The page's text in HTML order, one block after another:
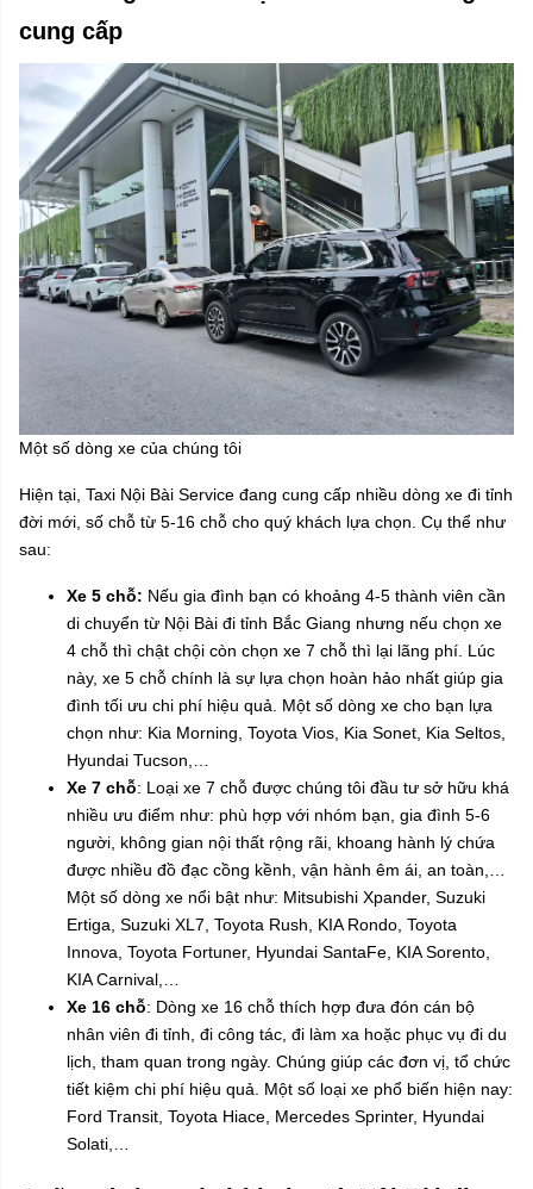
cung cấp
Một số dòng xe của chúng tôi
Hiện tại, Taxi Nội Bài Service đang cung cấp nhiều dòng xe đi tỉnh
đời mới, số chỗ từ 5-16 chỗ cho quý khách lựa chọn. Cụ thể như
sau:
Xe 5 chỗ: Nếu gia đình bạn có khoảng 4-5 thành viên cần
di chuyển từ Nội Bài đi tỉnh Bắc Giang nhưng nếu chọn xe
4 chỗ thì chật chội còn chọn xe 7 chỗ thì lại lãng phí. Lúc
này, xe 5 chỗ chính là sự lựa chọn hoàn hảo nhất giúp gia
đình tối ưu chi phí hiệu quả. Một số dòng xe cho bạn lựa
chọn như: Kia Morning, Toyota Vios, Kia Sonet, Kia Seltos,
Hyundai Tucson,…
Xe 7 chỗ: Loại xe 7 chỗ được chúng tôi đầu tư sở hữu khá
nhiều ưu điểm như: phù hợp với nhóm bạn, gia đình 5-6
người, không gian nội thất rộng rãi, khoang hành lý chứa
được nhiều đồ đạc cồng kềnh, vận hành êm ái, an toàn,…
Một số dòng xe nổi bật như: Mitsubishi Xpander, Suzuki
Ertiga, Suzuki XL7, Toyota Rush, KIA Rondo, Toyota
Innova, Toyota Fortuner, Hyundai SantaFe, KIA Sorento,
KIA Carnival,…
Xe 16 chỗ: Dòng xe 16 chỗ thích hợp đưa đón cán bộ
nhân viên đi tỉnh, đi công tác, đi làm xa hoặc phục vụ đi du
lịch, tham quan trong ngày. Chúng giúp các đơn vị, tổ chức
tiết kiệm chi phí hiệu quả. Một số loại xe phổ biến hiện nay:
Ford Transit, Toyota Hiace, Mercedes Sprinter, Hyundai
Solati,…